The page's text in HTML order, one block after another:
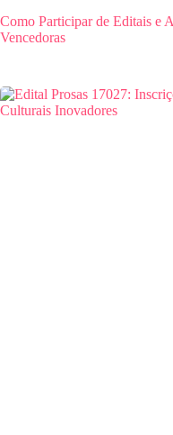
Como Participar de Editais e
Vencedoras